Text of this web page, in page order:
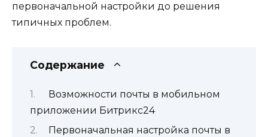
первоначальной настройки до решения
типичных проблем.
Содержание
Возможности почты в мобильном
приложении Битрикс24
Первоначальная настройка почты в